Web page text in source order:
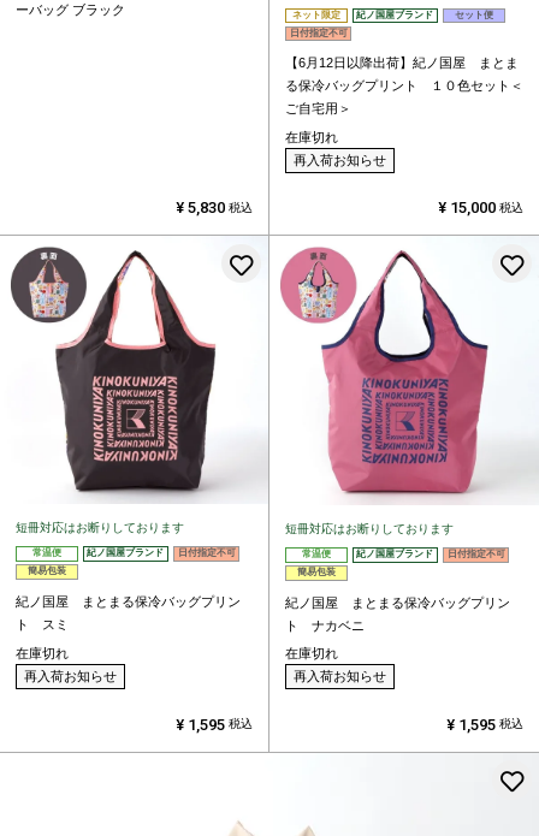
ーバッグ ブラック
¥ 5,830 税込
ネット限定 紀ノ国屋ブランド
セット便
日付指定不可
【6月12日以降出荷】紀ノ国屋 まとま
る保冷バッグプリント １０色セット＜
ご自宅用＞
在庫切れ
再入荷お知らせ
¥ 15,000 税込
短冊対応はお断りしております
常温便 紀ノ国屋ブランド
日付指定不可
簡易包装
紀ノ国屋 まとまる保冷バッグプリン
ト スミ
在庫切れ
再入荷お知らせ
お気に入りに登録する
¥ 1,595 税込
短冊対応はお断りしております
常温便 紀ノ国屋ブランド
日付指定不可
簡易包装
紀ノ国屋 まとまる保冷バッグプリン
ト ナカベニ
在庫切れ
再入荷お知らせ
¥ 1,595 税込